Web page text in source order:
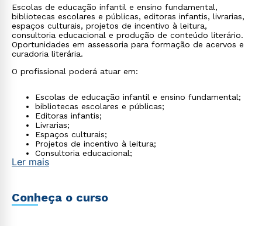
Escolas de educação infantil e ensino fundamental,
bibliotecas escolares e públicas, editoras infantis, livrarias,
espaços culturais, projetos de incentivo à leitura,
consultoria educacional e produção de conteúdo literário.
Oportunidades em assessoria para formação de acervos e
curadoria literária.
O profissional poderá atuar em:
Escolas de educação infantil e ensino fundamental;
bibliotecas escolares e públicas;
Editoras infantis;
Livrarias;
Espaços culturais;
Projetos de incentivo à leitura;
Consultoria educacional;
Produção de conteúdo literário;
Ler mais
Conheça o curso